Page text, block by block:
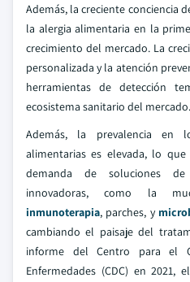
Además, la creciente conciencia
la alergia alimentaria en la
crecimiento del mercado. La
personalizada y la atención
herramientas de detección
ecosistema sanitario del mercado.
Además, la prevalencia en
alimentarias es elevada, lo
demanda de soluciones
innovadoras, como la
inmunoterapia, parches, y
cambiando el paisaje del
informe del Centro para el
Enfermedades (CDC) en